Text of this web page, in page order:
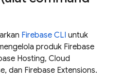
Firebase CLI untuk
produk Firebase
Hosting, Cloud
, dan Firebase Extensions.